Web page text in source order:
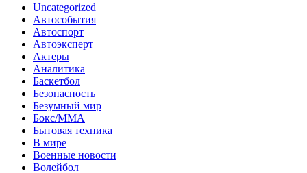
Uncategorized
Автособытия
Автоспорт
Автоэксперт
Актеры
Аналитика
Баскетбол
Безопасность
Безумный мир
Бокс/MMA
Бытовая техника
В мире
Военные новости
Волейбол